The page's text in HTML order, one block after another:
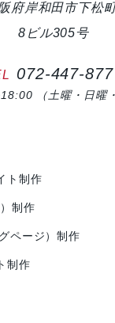
岸和田市下松
8ビル305号
072-447-
（土曜・日曜
ト制作
制作
ページ）制作
制作